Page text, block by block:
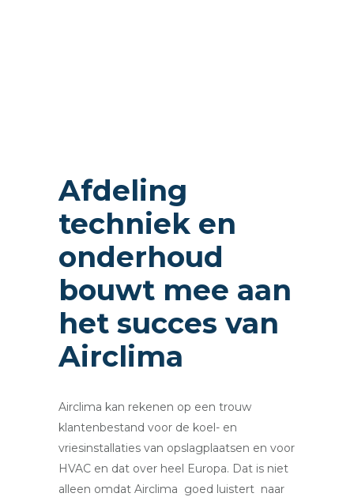
Afdeling
techniek en
onderhoud
bouwt mee aan
het succes van
Airclima
Airclima kan rekenen op een trouw
klantenbestand voor de koel- en
vriesinstallaties van opslagplaatsen en voor
HVAC en dat over heel Europa. Dat is niet
alleen omdat Airclima goed luistert naar